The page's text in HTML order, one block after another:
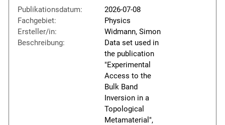
Publikationsdatum:
2026-07-08
Fachgebiet:
Physics
Ersteller/in:
Widmann, Simon
Beschreibung:
Data set used in
the publication
"Experimental
Access to the
Bulk Band
Inversion in a
Topological
Metamaterial",